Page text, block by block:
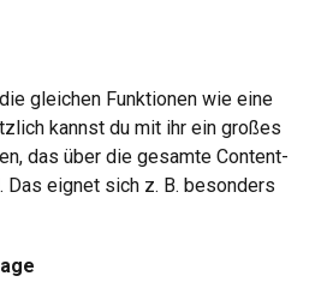
gleichen Funktionen wie eine
kannst du mit ihr ein großes
das über die gesamte Content-
eignet sich z. B. besonders